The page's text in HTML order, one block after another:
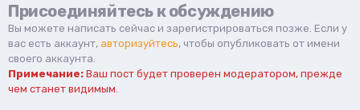
Присоединяйтесь к обсуждению
Вы можете написать сейчас и зарегистрироваться позже. Если у
вас есть аккаунт, авторизуйтесь, чтобы опубликовать от имени
своего аккаунта.
Примечание: Ваш пост будет проверен модератором, прежде
чем станет видимым.